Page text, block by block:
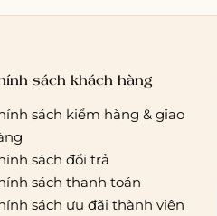
sách khách hàng
sách kiểm hàng & giao
sách đổi trả
sách thanh toán
sách ưu đãi thành viên